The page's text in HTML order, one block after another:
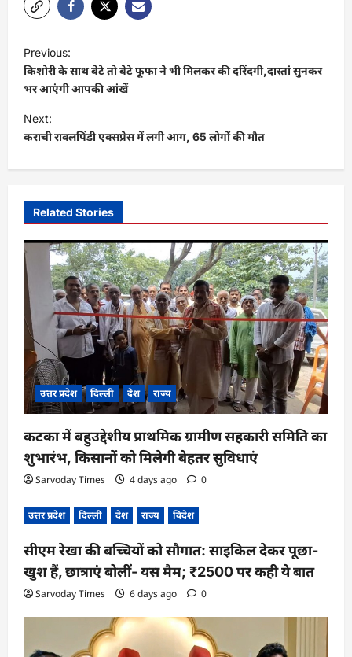
o
s
t
n
a
g
a
t
i
o
n
Previous:
किशोरी के साथ बेटे तो बेटे फूफा ने भी मिलकर की दरिंदगी,दास्तां सुनकर
भर आएंगी आपकी आंखें
Next:
कराची रावलपिंडी एक्सप्रेस में लगी आग, 65 लोगों की मौत
Related Stories
उत्तर प्रदेश दिल्ली देश राज्य
कटका में बहुउद्देशीय प्राथमिक ग्रामीण सहकारी समिति का
शुभारंभ, किसानों को मिलेगी बेहतर सुविधाएं
Sarvoday Times 4 days ago 0
उत्तर प्रदेश दिल्ली देश राज्य विदेश
सीएम रेखा की बच्चियों को सौगात: साइकिल देकर पूछा-
खुश हैं, छात्राएं बोलीं- यस मैम; ₹2500 पर कही ये बात
Sarvoday Times 6 days ago 0